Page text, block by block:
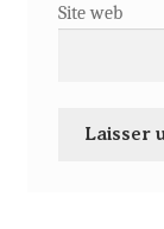
Site web